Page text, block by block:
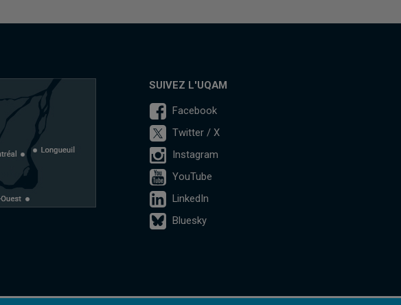
SUIVEZ L'UQAM
Facebook
Twitter / X
Instagram
YouTube
LinkedIn
Bluesky